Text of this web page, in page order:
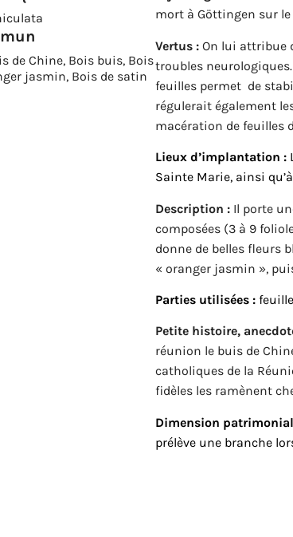
de Chine, Bois buis, Bois
jasmin, Bois de satin
mort à Göttingen sur le
Vertus : On lui attribue
troubles
feuilles permet de
régulerait également
macération de feuilles
Lieux d’implantation :
Sainte Marie, ainsi
Description : Il porte
composées (3 à 9
donne de belles fleurs
« oranger jasmin »,
Parties utilisées :
Petite histoire,
réunion le buis de
catholiques de la
fidèles les ramènent
Dimension
prélève une branche